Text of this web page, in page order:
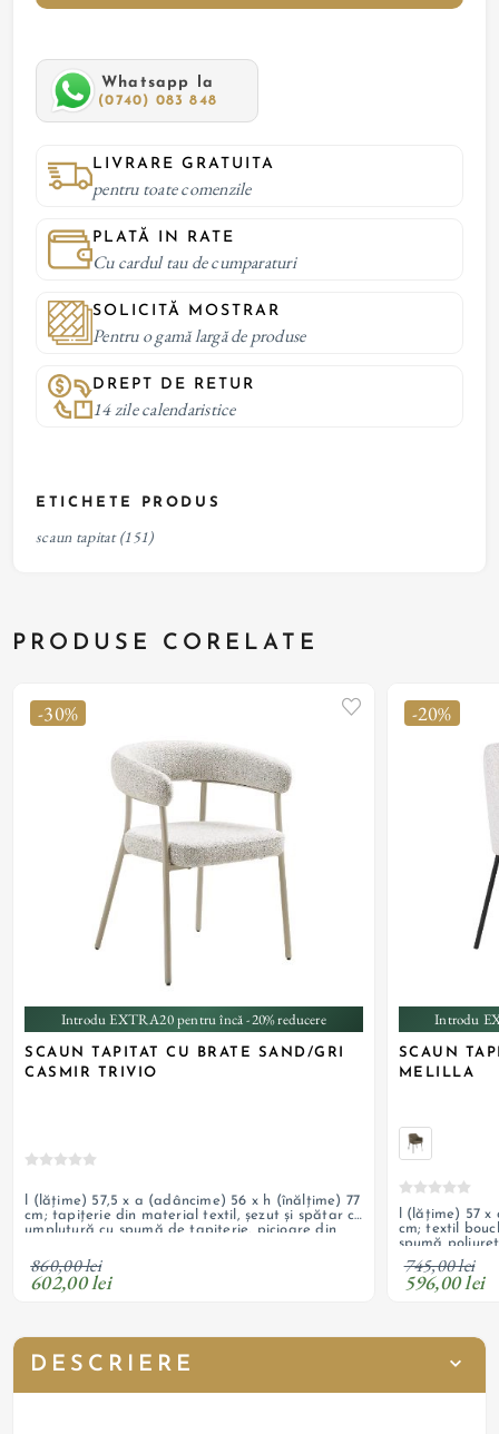
Whatsapp la
(0740) 083 848
LIVRARE GRATUITA
pentru toate comenzile
PLATĂ IN RATE
Cu cardul tau de cumparaturi
SOLICITĂ MOSTRAR
Pentru o gamă largă de produse
DREPT DE RETUR
14 zile calendaristice
ETICHETE PRODUS
scaun tapitat (151)
PRODUSE CORELATE
-30%
Introdu EXTRA20 pentru încă -20% reducere
SCAUN TAPITAT CU BRATE SAND/GRI
CASMIR TRIVIO
l (lățime) 57,5 x a (adâncime) 56 x h (înălțime) 77
cm; tapițerie din material textil, șezut și spătar cu
umplutură cu spumă de tapițerie, picioare din
860,00 lei
602,00 lei
-20%
Introdu
SCAUN
MELILLA
l (lățime) 57
cm; textil
spumă
din oțel
745,00 lei
596,00 lei
DESCRIERE